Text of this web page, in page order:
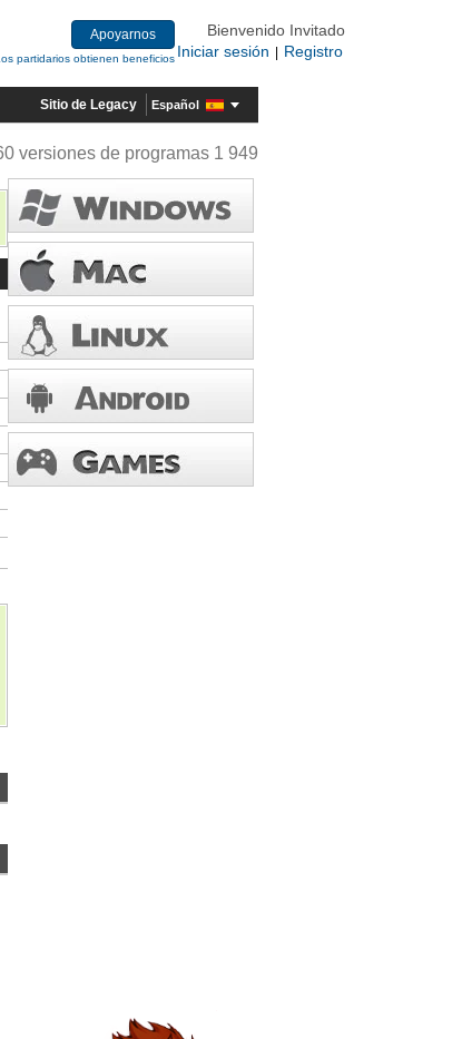
Apoyarnos
partidarios obtienen beneficios
Bienvenido Invitado
Iniciar sesión
Registro
Sitio de Legacy Español
versiones de programas 1 949